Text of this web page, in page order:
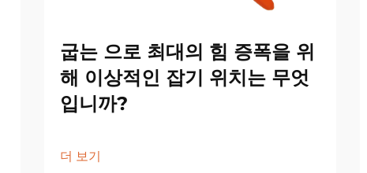
굽는 으로 최대의 힘 증폭을 위
해 이상적인 잡기 위치는 무엇
입니까?
더 보기